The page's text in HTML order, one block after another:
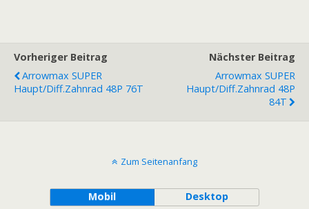
Vorheriger Beitrag
Arrowmax SUPER
Haupt/Diff.zahnrad 48P 76T
Nächster Beitrag
Arrowmax SUPER
Haupt/Diff.zahnrad 48P
84T
Zum Seitenanfang
Mobil Desktop